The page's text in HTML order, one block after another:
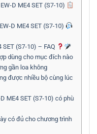
D ME4 SET (S7-10)
D ME4 SET (S7-10)
SET (S7-10) – FAQ
dùng cho mục đích nào
gần loa không
được nhiều bộ cùng lúc
ME4 SET (S7-10) có phù
có đủ cho chương trình